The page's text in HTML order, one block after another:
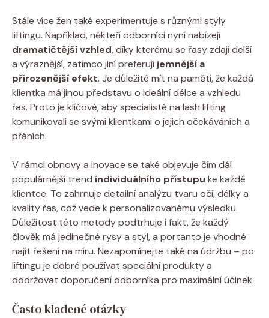
Stále více žen také experimentuje s různými styly
liftingu. Například, někteří odborníci nyní nabízejí
dramatičtější vzhled, díky kterému se řasy zdají delší
a výraznější, zatímco jiní preferují jemnější a
přirozenější efekt. Je důležité mít na paměti, že každá
klientka má jinou představu o ideální délce a vzhledu
řas. Proto je klíčové, aby specialisté na lash lifting
komunikovali se svými klientkami o jejich očekáváních a
přáních.
V rámci obnovy a inovace se také objevuje čím dál
populárnější trend individuálního přístupu ke každé
klientce. To zahrnuje detailní analýzu tvaru očí, délky a
kvality řas, což vede k personalizovanému výsledku.
Důležitost této metody podtrhuje i fakt, že každý
člověk má jedinečné rysy a styl, a portanto je vhodné
najít řešení na míru. Nezapomínejte také na údržbu – po
liftingu je dobré používat speciální produkty a
dodržovat doporučení odborníka pro maximální účinek.
Často kladené otázky